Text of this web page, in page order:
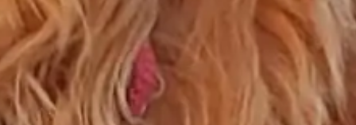
oficialmente.
Pero ya es una joya.
Una canción que duele. Que dice todo sin
decirlo todo.
🔗 Escúchala aquí